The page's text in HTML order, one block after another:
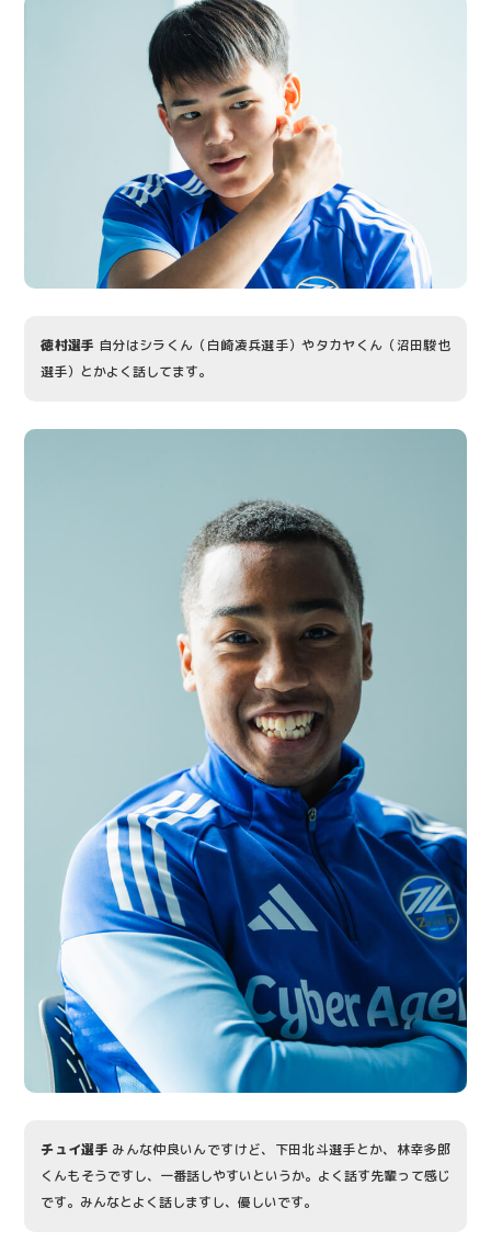
徳村選手 自分はシラくん（白崎凌兵選手）やタカヤくん（沼田駿也
選手）とかよく話してます。
チュイ選手 みんな仲良いんですけど、下田北斗選手とか、林幸多郎
くんもそうですし、一番話しやすいというか。よく話す先輩って感じ
です。みんなとよく話しますし、優しいです。